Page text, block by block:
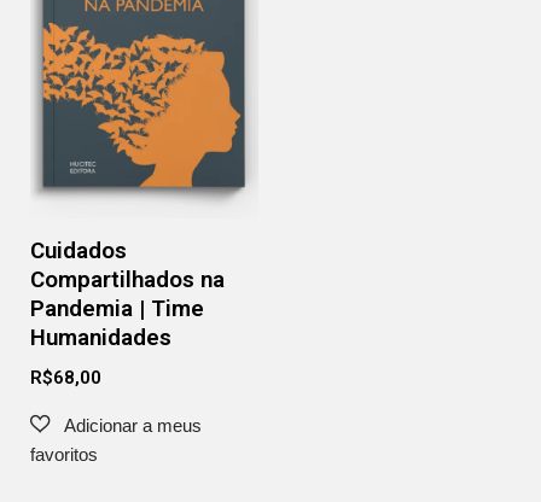
Cuidados
Compartilhados na
Pandemia | Time
Humanidades
R$68,00